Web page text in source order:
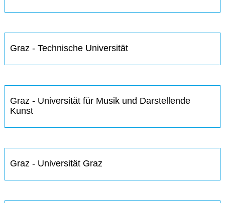
Graz - Technische Universität
Graz - Universität für Musik und Darstellende
Kunst
Graz - Universität Graz